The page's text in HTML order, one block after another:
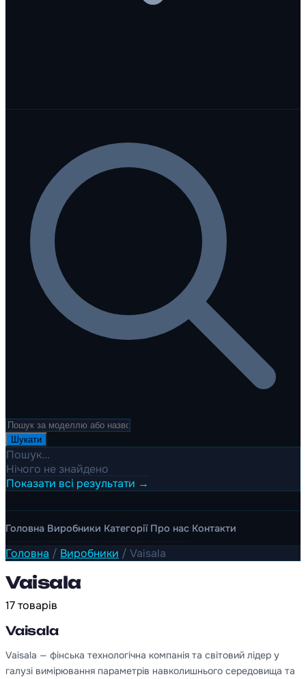
Шукати
Пошук...
Нічого не знайдено
Показати всі результати →
Головна Виробники Категорії Про нас Контакти
Головна / Виробники / Vaisala
Vaisala
17 товарів
Vaisala
Vaisala — фінська технологічна компанія та світовий лідер у
галузі вимірювання параметрів навколишнього середовища та